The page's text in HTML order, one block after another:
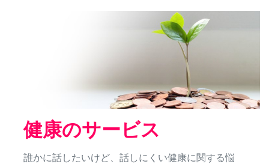
健康のサービス
誰かに話したいけど、話しにくい健康に関する悩